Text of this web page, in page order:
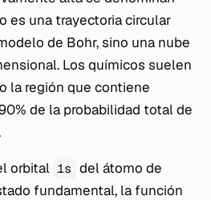
es una trayectoria circular
de Bohr, sino una nube
Los químicos suelen
la región que contiene
de la probabilidad total de
orbital 1s del átomo de
fundamental, la función